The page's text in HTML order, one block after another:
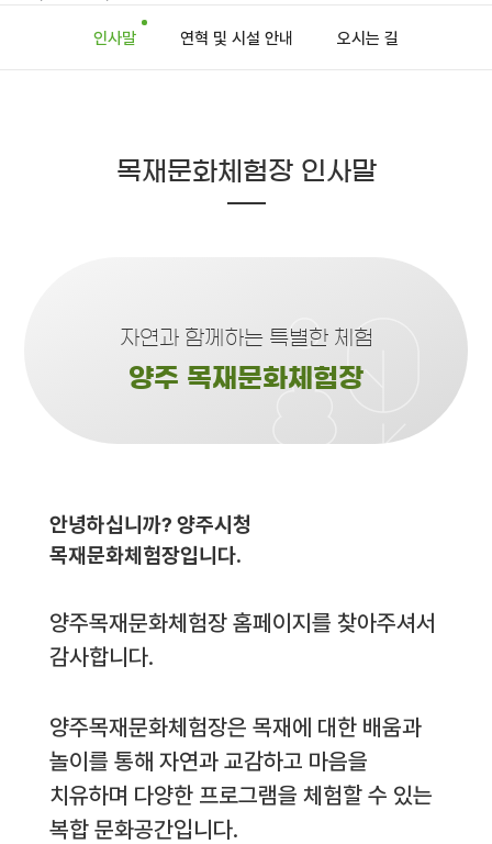
인사말 연혁 및 시설 안내 오시는 길
목재문화체험장 인사말
자연과 함께하는 특별한 체험
양주 목재문화체험장
안녕하십니까? 양주시청
목재문화체험장입니다.
양주목재문화체험장 홈페이지를 찾아주셔서
감사합니다.
양주목재문화체험장은 목재에 대한 배움과
놀이를 통해 자연과 교감하고 마음을
치유하며 다양한 프로그램을 체험할 수 있는
복합 문화공간입니다.